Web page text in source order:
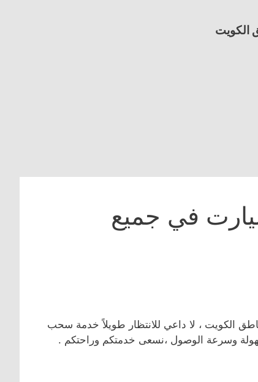
الكويت
في جميع
الكويت ، لا داعي للانتظار طويلاً خدمة سحب
وسرعة الوصول ،نسعى خدمتكم وراحتكم .